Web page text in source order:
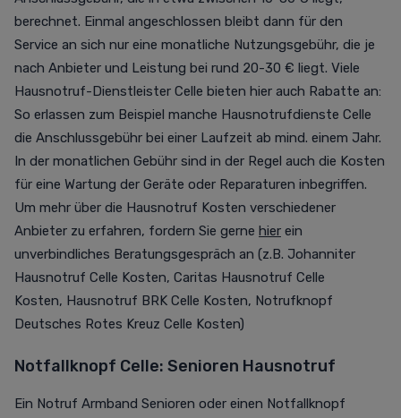
berechnet. Einmal angeschlossen bleibt dann für den
Service an sich nur eine monatliche Nutzungsgebühr, die je
nach Anbieter und Leistung bei rund 20-30 € liegt. Viele
Hausnotruf-Dienstleister Celle bieten hier auch Rabatte an:
So erlassen zum Beispiel manche Hausnotrufdienste Celle
die Anschlussgebühr bei einer Laufzeit ab mind. einem Jahr.
In der monatlichen Gebühr sind in der Regel auch die Kosten
für eine Wartung der Geräte oder Reparaturen inbegriffen.
Um mehr über die Hausnotruf Kosten verschiedener
Anbieter zu erfahren, fordern Sie gerne hier ein
unverbindliches Beratungsgespräch an (z.B. Johanniter
Hausnotruf Celle Kosten, Caritas Hausnotruf Celle
Kosten, Hausnotruf BRK Celle Kosten, Notrufknopf
Deutsches Rotes Kreuz Celle Kosten)
Notfallknopf Celle: Senioren Hausnotruf
Ein Notruf Armband Senioren oder einen Notfallknopf